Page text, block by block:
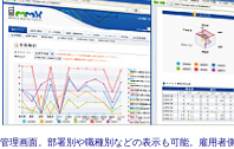
管理画面。部署別や職種別などの表示も可能。雇用者